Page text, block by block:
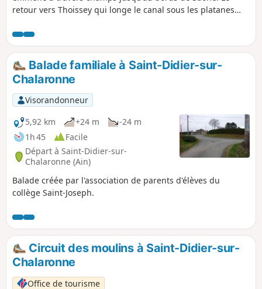
retour vers Thoissey qui longe le canal sous les platanes
Balade familiale à Saint-Didier-sur-
Chalaronne
Visorandonneur
5,92 km
+24 m
-24 m
1h 45
Facile
Départ à Saint-Didier-sur-
Chalaronne (Ain)
Balade créée par l'association de parents d'élèves du
collège Saint-Joseph.
Circuit des moulins à Saint-Didier-sur-
Chalaronne
Office de tourisme